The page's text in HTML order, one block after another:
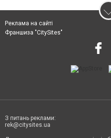
Реклама на сайті
Франшиза "CitySites"
З питань реклами:
rek@citysites.ua